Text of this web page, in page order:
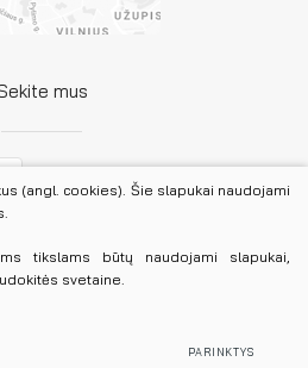
mus
(angl. cookies). Šie slapukai naudojami
tikslams būtų naudojami slapukai,
svetaine.
PARINKTYS